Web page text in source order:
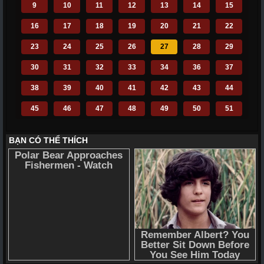
9 10 11 12 13 14 15
16 17 18 19 20 21 22
23 24 25 26 27 28 29
30 31 32 33 34 36 37
38 39 40 41 42 43 44
45 46 47 48 49 50 51
59 60 61 62 63 64 65
66 67 68 69 70 71 72
113 114 115 116
120 121 122 123
128 129 130
135 136 137